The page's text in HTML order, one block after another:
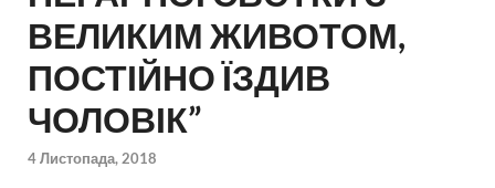
ВЕЛИКИМ ЖИВОТОМ,
ПОСТІЙНО ЇЗДИВ
ЧОЛОВІК”
4 Листопада, 2018